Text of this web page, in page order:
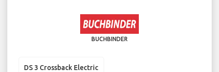
BUCHBINDER
DS 3 Crossback Electric